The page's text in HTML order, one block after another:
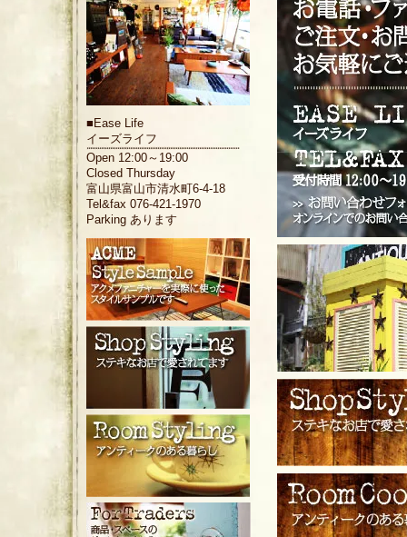
■ Ease Life
イーズライフ
Open 12:00～19:00
Closed Thursday
富山県富山市清水町6-4-18
Tel&fax 076-421-1970
Parking あります